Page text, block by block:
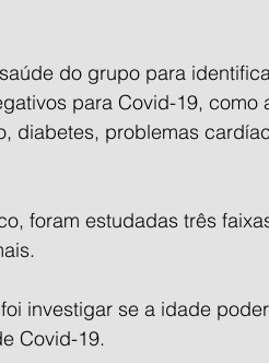
do grupo para
para Covid-19,
diabetes, problemas
foram estudadas três
investigar se a idade
Covid-19.